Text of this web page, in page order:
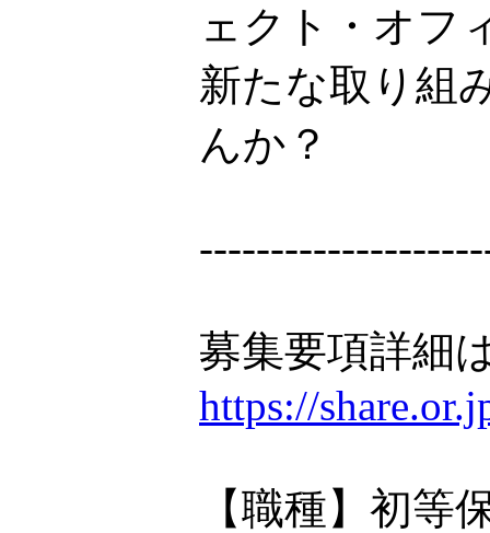
ェクト・オフ
新たな取り組
んか？
募集要項詳細
https://
【職種】初